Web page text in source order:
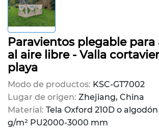
Paravientos plegable
al aire libre - Valla
playa
Modo de productos: KSC-GT7002
Lugar de origen: Zhejiang, China
Material: Tela Oxford 210D o algodón
g/m² PU2000-3000 mm